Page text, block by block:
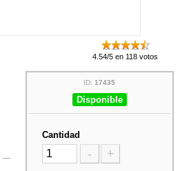
4.54/5 en 118 votos
ID:17435
Disponible
Cantidad
- +